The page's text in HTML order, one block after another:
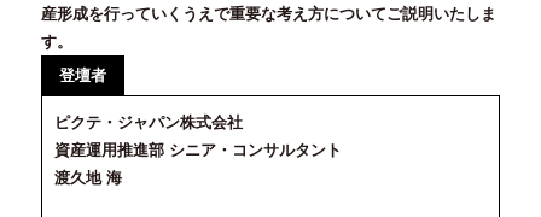
産形成を行っていくうえで重要な考え方についてご説明いたしま
す。
登壇者
ピクテ・ジャパン株式会社
資産運用推進部 シニア・コンサルタント
渡久地 海